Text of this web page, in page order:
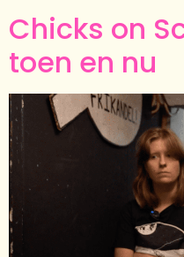
Chicks on
toen en nu